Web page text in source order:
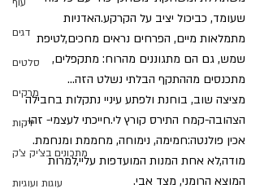
דגים
סלטים
מרקים
ירקות
מתכונים בצ'יק צ'ק
עוגות ועוגיות
שעומד, כביכול יציב על הקרקע.האדניות
מתמלאות מיים, הפרחים נראים מחכים,לטיפת
שמש, גם הם מתגוננים מהרוח: מתקפלים,
מתכנסים מההתקף הבלתי נשלט הזה…
מציצה שוב, בוחנת ולפתע עיניי נתקלות בחבילה
הצהובה-קמח התירס קורץ לי.חייכתי לעצמי- זהו,
אכין פולנטה:חמימה, נימוחה, מחממת ומנחמת.
מודה,לא אחת המנות המועדפות עליי,למרות
המוצא הרומני, מצד אבי.